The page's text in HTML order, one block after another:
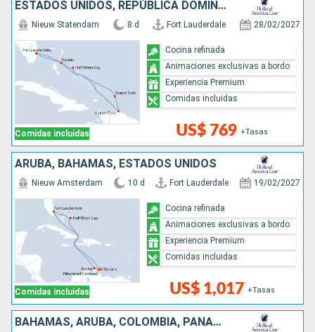
ESTADOS UNIDOS, REPÚBLICA DOMINICANA, BAHAMAS
Comidas incluidas
Nieuw Statendam 8 d Fort Lauderdale 28/02/2027
US$ 769 +Tasas
Cocina refinada
Animaciones exclusivas a bordo
Experiencia Premium
Comidas incluidas
ARUBA, BAHAMAS, ESTADOS UNIDOS
Comidas incluidas
Nieuw Amsterdam 10 d Fort Lauderdale 19/02/2027
US$ 1,017 +Tasas
Cocina refinada
Animaciones exclusivas a bordo
Experiencia Premium
Comidas incluidas
BAHAMAS, ARUBA, COLOMBIA, PANAMÁ, COSTA RICA, ISLAS CAIMÁN, ESTADOS UNIDOS